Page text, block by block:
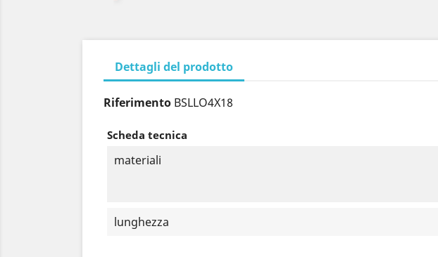
Dettagli del prodotto
Riferimento BSLLO4X18
Scheda tecnica
materiali
lunghezza